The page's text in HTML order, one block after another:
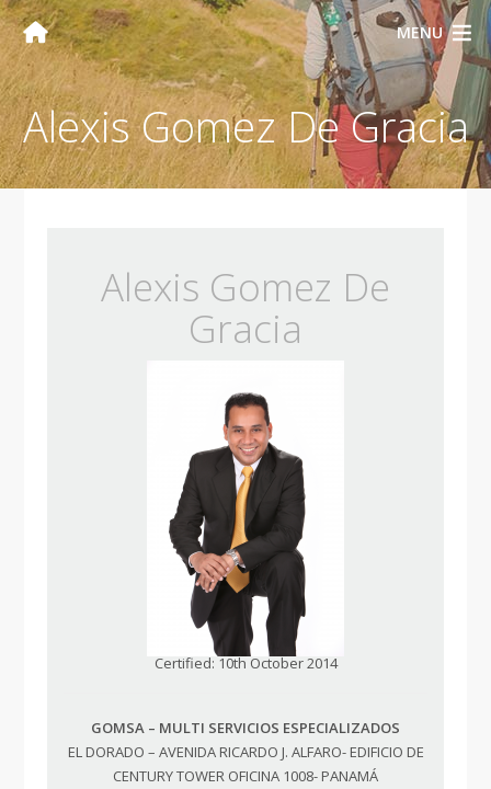
MENU
Alexis Gomez De Gracia
Alexis Gomez De
Gracia
Certified: 10th October 2014
GOMSA – MULTI SERVICIOS ESPECIALIZADOS
EL DORADO – AVENIDA RICARDO J. ALFARO- EDIFICIO DE
CENTURY TOWER OFICINA 1008- PANAMÁ